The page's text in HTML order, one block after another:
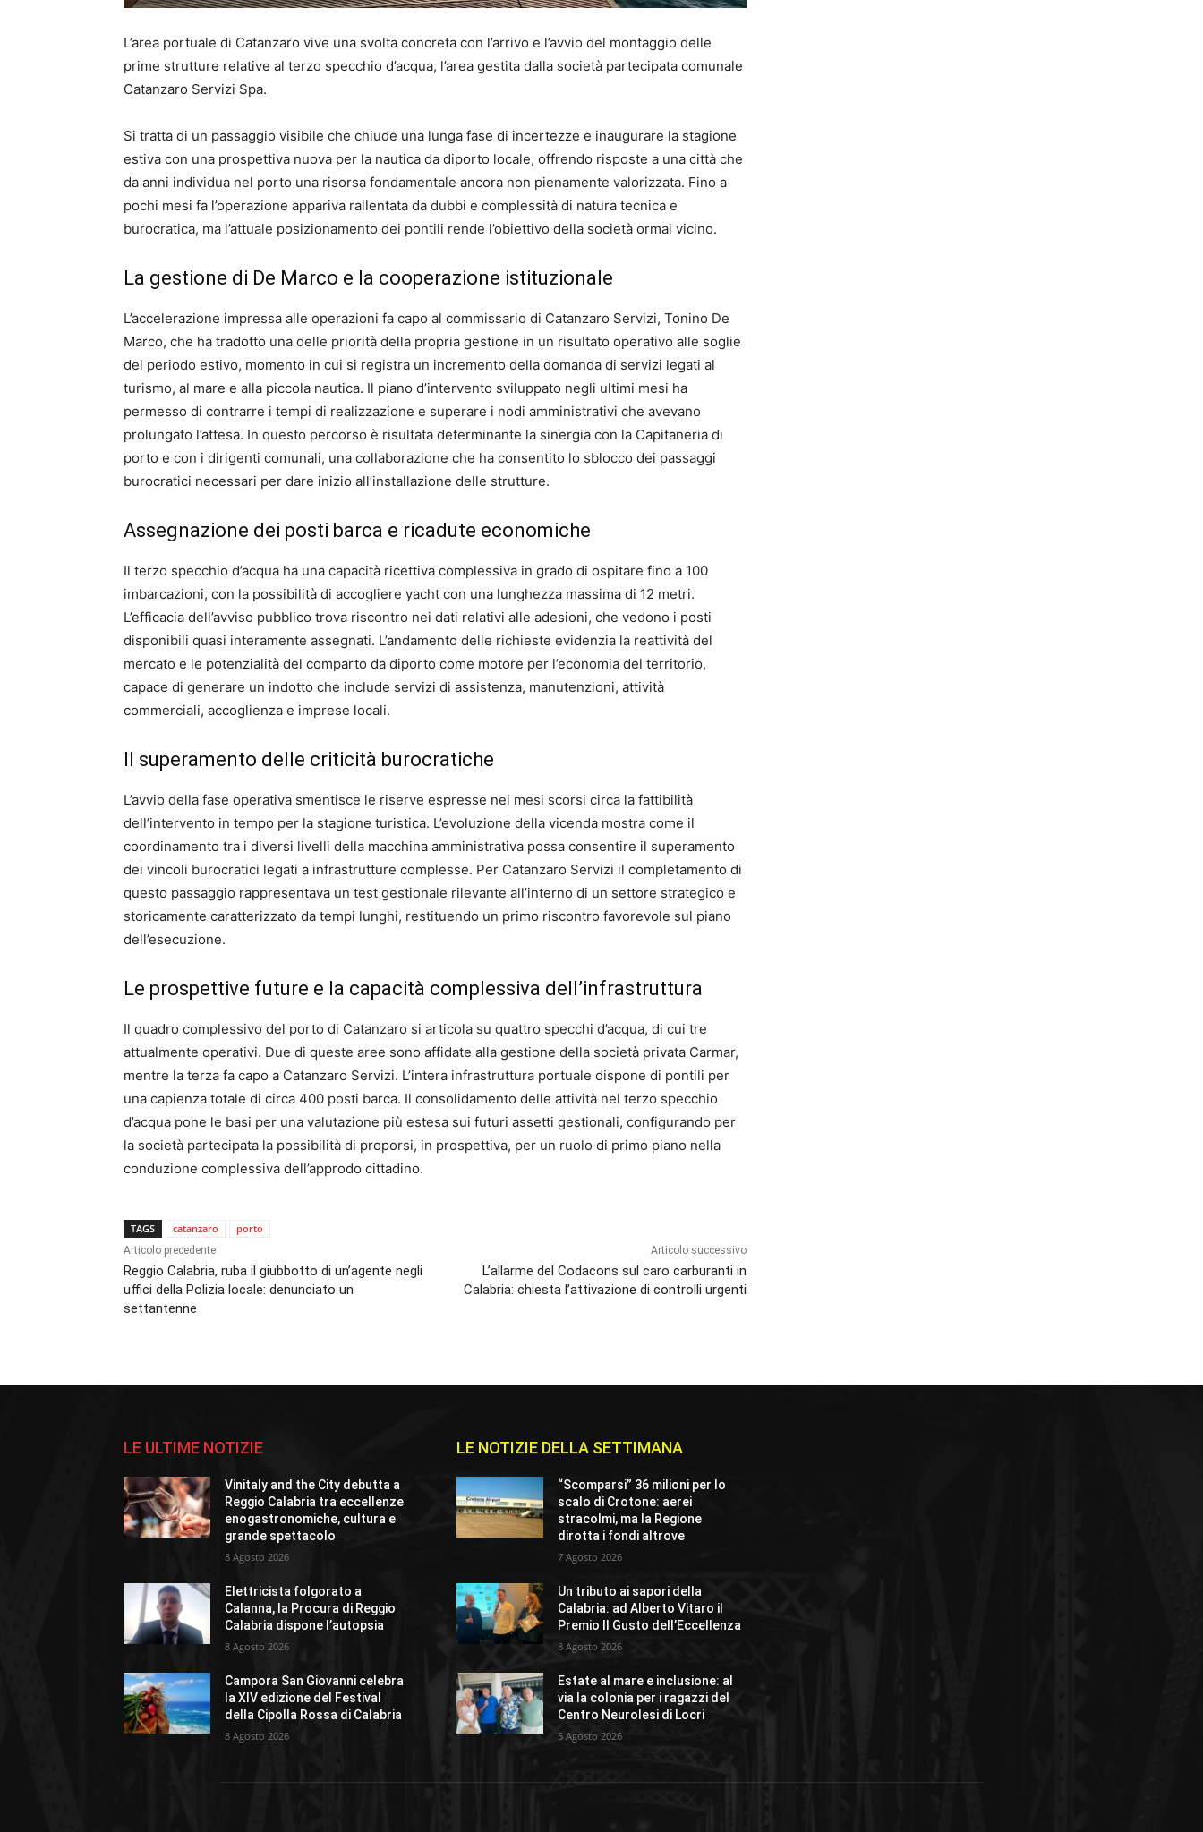
L’area portuale di Catanzaro vive una svolta concreta con l’arrivo e l’avvio del montaggio delle
prime strutture relative al terzo specchio d’acqua, l’area gestita dalla società partecipata comunale
Catanzaro Servizi Spa.
Si tratta di un passaggio visibile che chiude una lunga fase di incertezze e inaugurare la stagione
estiva con una prospettiva nuova per la nautica da diporto locale, offrendo risposte a una città che
da anni individua nel porto una risorsa fondamentale ancora non pienamente valorizzata. Fino a
pochi mesi fa l’operazione appariva rallentata da dubbi e complessità di natura tecnica e
burocratica, ma l’attuale posizionamento dei pontili rende l’obiettivo della società ormai vicino.
La gestione di De Marco e la cooperazione istituzionale
L’accelerazione impressa alle operazioni fa capo al commissario di Catanzaro Servizi, Tonino De
Marco, che ha tradotto una delle priorità della propria gestione in un risultato operativo alle soglie
del periodo estivo, momento in cui si registra un incremento della domanda di servizi legati al
turismo, al mare e alla piccola nautica. Il piano d’intervento sviluppato negli ultimi mesi ha
permesso di contrarre i tempi di realizzazione e superare i nodi amministrativi che avevano
prolungato l’attesa. In questo percorso è risultata determinante la sinergia con la Capitaneria di
porto e con i dirigenti comunali, una collaborazione che ha consentito lo sblocco dei passaggi
burocratici necessari per dare inizio all’installazione delle strutture.
Assegnazione dei posti barca e ricadute economiche
Il terzo specchio d’acqua ha una capacità ricettiva complessiva in grado di ospitare fino a 100
imbarcazioni, con la possibilità di accogliere yacht con una lunghezza massima di 12 metri.
L’efficacia dell’avviso pubblico trova riscontro nei dati relativi alle adesioni, che vedono i posti
disponibili quasi interamente assegnati. L’andamento delle richieste evidenzia la reattività del
mercato e le potenzialità del comparto da diporto come motore per l’economia del territorio,
capace di generare un indotto che include servizi di assistenza, manutenzioni, attività
commerciali, accoglienza e imprese locali.
Il superamento delle criticità burocratiche
L’avvio della fase operativa smentisce le riserve espresse nei mesi scorsi circa la fattibilità
dell’intervento in tempo per la stagione turistica. L’evoluzione della vicenda mostra come il
coordinamento tra i diversi livelli della macchina amministrativa possa consentire il superamento
dei vincoli burocratici legati a infrastrutture complesse. Per Catanzaro Servizi il completamento di
questo passaggio rappresentava un test gestionale rilevante all’interno di un settore strategico e
storicamente caratterizzato da tempi lunghi, restituendo un primo riscontro favorevole sul piano
dell’esecuzione.
Le prospettive future e la capacità complessiva dell’infrastruttura
Il quadro complessivo del porto di Catanzaro si articola su quattro specchi d’acqua, di cui tre
attualmente operativi. Due di queste aree sono affidate alla gestione della società privata Carmar,
mentre la terza fa capo a Catanzaro Servizi. L’intera infrastruttura portuale dispone di pontili per
una capienza totale di circa 400 posti barca. Il consolidamento delle attività nel terzo specchio
d’acqua pone le basi per una valutazione più estesa sui futuri assetti gestionali, configurando per
la società partecipata la possibilità di proporsi, in prospettiva, per un ruolo di primo piano nella
conduzione complessiva dell’approdo cittadino.
TAGS catanzaro porto
Articolo precedente
Reggio Calabria, ruba il giubbotto di un’agente negli
uffici della Polizia locale: denunciato un
settantenne
Articolo successivo
L’allarme del Codacons sul caro carburanti in
Calabria: chiesta l’attivazione di controlli urgenti
LE ULTIME NOTIZIE
Vinitaly and the City debutta a
Reggio Calabria tra eccellenze
enogastronomiche, cultura e
grande spettacolo
8 Agosto 2026
Elettricista folgorato a
Calanna, la Procura di Reggio
Calabria dispone l’autopsia
8 Agosto 2026
Campora San Giovanni celebra
la XIV edizione del Festival
della Cipolla Rossa di Calabria
8 Agosto 2026
LE NOTIZIE DELLA SETTIMANA
“Scomparsi” 36 milioni per lo
scalo di Crotone: aerei
stracolmi, ma la Regione
dirotta i fondi altrove
7 Agosto 2026
Un tributo ai sapori della
Calabria: ad Alberto Vitaro il
Premio Il Gusto dell’Eccellenza
8 Agosto 2026
Estate al mare e inclusione: al
via la colonia per i ragazzi del
Centro Neurolesi di Locri
5 Agosto 2026